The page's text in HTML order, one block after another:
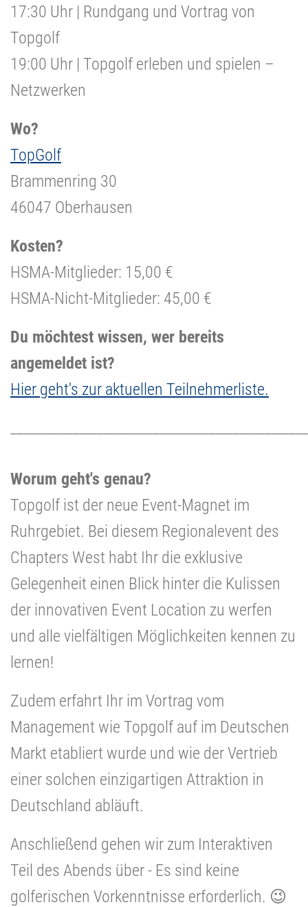
17:30 Uhr | Rundgang und Vortrag von
Topgolf
19:00 Uhr | Topgolf erleben und spielen –
Netzwerken
Wo?
TopGolf
Brammenring 30
46047 Oberhausen
Kosten?
HSMA-Mitglieder: 15,00 €
HSMA-Nicht-Mitglieder: 45,00 €
Du möchtest wissen, wer bereits
angemeldet ist?
Hier geht's zur aktuellen Teilnehmerliste.
Worum geht's genau?
Topgolf ist der neue Event-Magnet im
Ruhrgebiet. Bei diesem Regionalevent des
Chapters West habt Ihr die exklusive
Gelegenheit einen Blick hinter die Kulissen
der innovativen Event Location zu werfen
und alle vielfältigen Möglichkeiten kennen zu
lernen!
Zudem erfahrt Ihr im Vortrag vom
Management wie Topgolf auf im Deutschen
Markt etabliert wurde und wie der Vertrieb
einer solchen einzigartigen Attraktion in
Deutschland abläuft.
Anschließend gehen wir zum Interaktiven
Teil des Abends über - Es sind keine
golferischen Vorkenntnisse erforderlich. 😉